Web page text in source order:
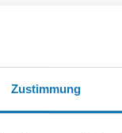
Zustimmung
der